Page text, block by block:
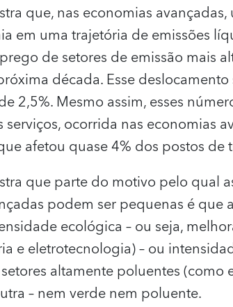
que, nas economias
em uma trajetória de emissões
de setores de emissão mais
década. Esse
2,5%. Mesmo assim, esses
ocorrida nas economias
afetou quase 4% dos postos
que parte do motivo pelo qual
podem ser pequenas é
ecológica – ou seja,
e eletrotecnologia) – ou
altamente poluentes (como
– nem verde nem poluente.